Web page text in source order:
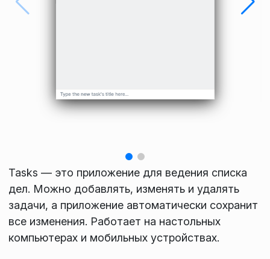
Tasks — это приложение для ведения списка
дел. Можно добавлять, изменять и удалять
задачи, а приложение автоматически сохранит
все изменения. Работает на настольных
компьютерах и мобильных устройствах.